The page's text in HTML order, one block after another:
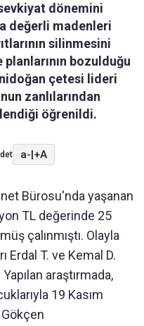
dönemini
değerli madenleri
silinmesini
bozulduğu
çetesi lideri
zanlılarından
öğrenildi.
a-|+A
Bürosu'nda yaşanan
TL değerinde 25
çalınmıştı. Olayla
Erdal T. ve Kemal D.
araştırmada,
19 Kasım